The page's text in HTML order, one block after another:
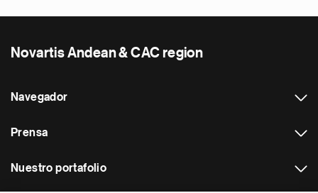
Novartis Andean & CAC region
Navegador
Prensa
Nuestro portafolio